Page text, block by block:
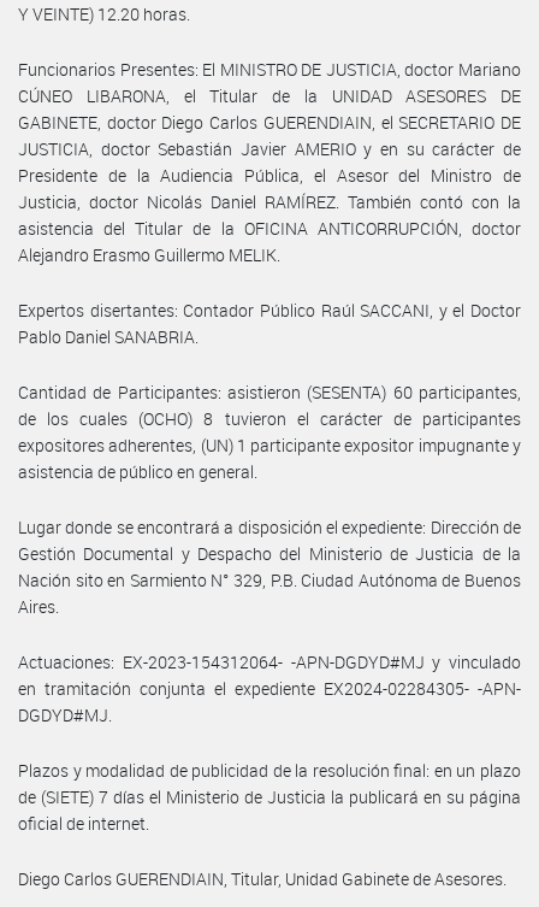
Y VEINTE) 12.20 horas.
Funcionarios Presentes: El MINISTRO DE JUSTICIA, doctor Mariano
CÚNEO LIBARONA, el Titular de la UNIDAD ASESORES DE
GABINETE, doctor Diego Carlos GUERENDIAIN, el SECRETARIO DE
JUSTICIA, doctor Sebastián Javier AMERIO y en su carácter de
Presidente de la Audiencia Pública, el Asesor del Ministro de
Justicia, doctor Nicolás Daniel RAMÍREZ. También contó con la
asistencia del Titular de la OFICINA ANTICORRUPCIÓN, doctor
Alejandro Erasmo Guillermo MELIK.
Expertos disertantes: Contador Público Raúl SACCANI, y el Doctor
Pablo Daniel SANABRIA.
Cantidad de Participantes: asistieron (SESENTA) 60 participantes,
de los cuales (OCHO) 8 tuvieron el carácter de participantes
expositores adherentes, (UN) 1 participante expositor impugnante y
asistencia de público en general.
Lugar donde se encontrará a disposición el expediente: Dirección de
Gestión Documental y Despacho del Ministerio de Justicia de la
Nación sito en Sarmiento N° 329, P.B. Ciudad Autónoma de Buenos
Aires.
Actuaciones: EX-2023-154312064- -APN-DGDYD#MJ y vinculado
en tramitación conjunta el expediente EX2024-02284305- -APN-
DGDYD#MJ.
Plazos y modalidad de publicidad de la resolución final: en un plazo
de (SIETE) 7 días el Ministerio de Justicia la publicará en su página
oficial de internet.
Diego Carlos GUERENDIAIN, Titular, Unidad Gabinete de Asesores.